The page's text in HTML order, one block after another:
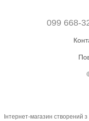
099 668-
Інтернет-магазин створений